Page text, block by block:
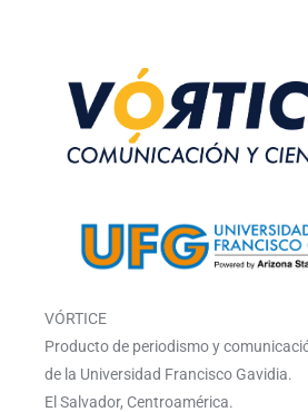
VÓRTICE
Producto de periodismo y
de la Universidad Francisco Gavidia.
El Salvador, Centroamérica.